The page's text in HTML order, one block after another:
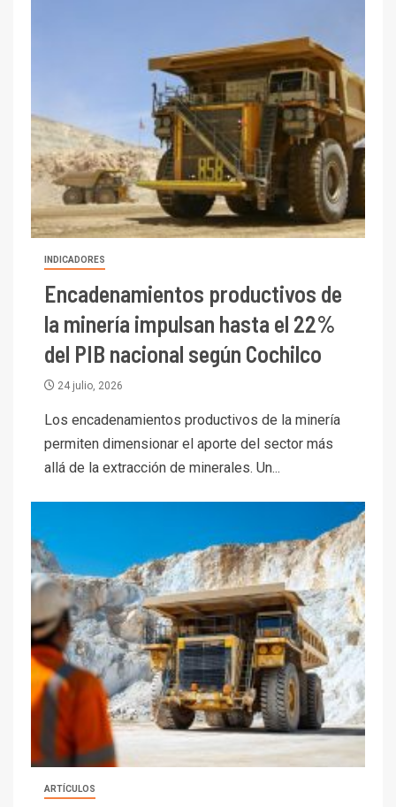
INDICADORES
Encadenamientos productivos de
la minería impulsan hasta el 22%
del PIB nacional según Cochilco
24 julio, 2026
Los encadenamientos productivos de la minería
permiten dimensionar el aporte del sector más
allá de la extracción de minerales. Un...
ARTÍCULOS